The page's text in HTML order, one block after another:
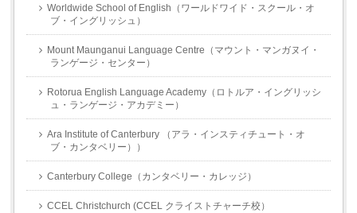
Worldwide School of English（ワールドワイド・スクール・オ
ブ・イングリッシュ）
Mount Maunganui Language Centre（マウント・マンガヌイ・
ランゲージ・センター）
Rotorua English Language Academy（ロトルア・イングリッシ
ュ・ランゲージ・アカデミー）
Ara Institute of Canterbury （アラ・インスティチュート・オ
ブ・カンタベリー））
Canterbury College（カンタベリー・カレッジ）
CCEL Christchurch (CCEL クライストチャーチ校）